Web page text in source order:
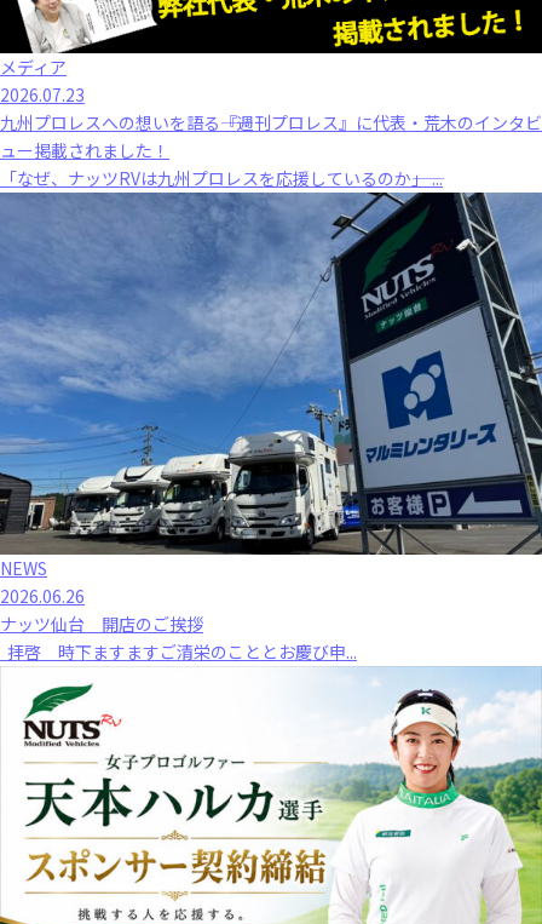
メディア
2026.07.23
九州プロレスへの想いを語る――『週刊プロレス』に代表・荒木のインタビ
ュー掲載されました！
「なぜ、ナッツRVは九州プロレスを応援しているのか――」 ...
NEWS
2026.06.26
ナッツ仙台 開店のご挨拶
拝啓 時下ますますご清栄のこととお慶び申...